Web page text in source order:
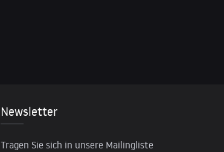
Newsletter
Tragen Sie sich in unsere Mailingliste